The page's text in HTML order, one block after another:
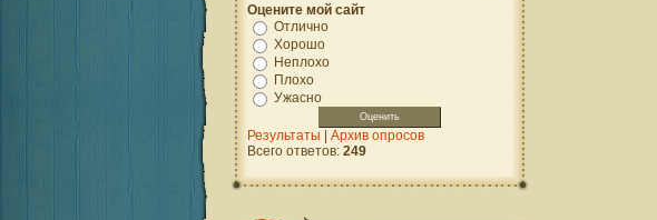
Оцените мой сайт
Отлично
Хорошо
Неплохо
Плохо
Ужасно
Результаты | Архив опросов
Всего ответов: 249